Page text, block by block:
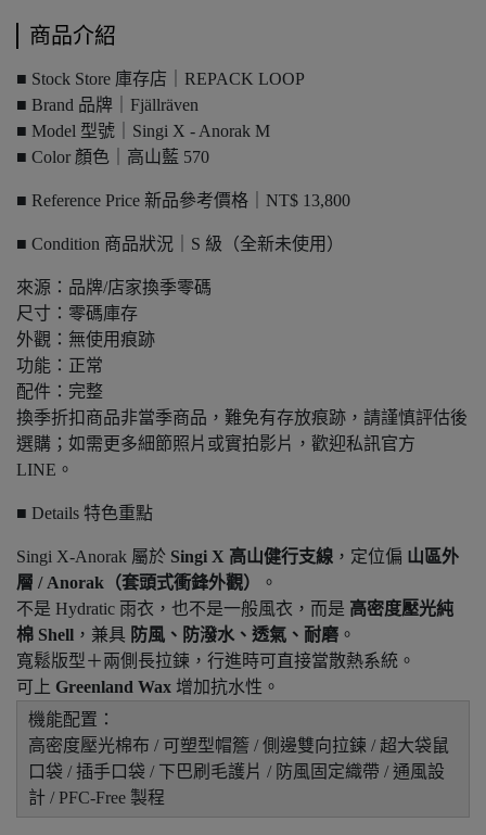
商品介紹
■ Stock Store 庫存店｜REPACK LOOP
■ Brand 品牌｜Fjällräven
■ Model 型號｜Singi X - Anorak M
■ Color 顏色｜高山藍 570
■ Reference Price 新品參考價格｜NT$ 13,800
■ Condition 商品狀況｜S 級（全新未使用）
來源：品牌/店家換季零碼
尺寸：零碼庫存
外觀：無使用痕跡
功能：正常
配件：完整
換季折扣商品非當季商品，難免有存放痕跡，請謹慎評估後
選購；如需更多細節照片或實拍影片，歡迎私訊官方
LINE。
■ Details 特色重點
Singi X-Anorak 屬於 Singi X 高山健行支線 ，定位偏 山區外
層 / Anorak（套頭式衝鋒外觀）
。
不是 Hydratic 雨衣，也不是一般風衣，而是 高密度壓光純
棉 Shell ，兼具 防風、防潑水、透氣、耐磨 。
寬鬆版型＋兩側長拉鍊，行進時可直接當散熱系統。
可上 Greenland Wax 增加抗水性。
機能配置：
高密度壓光棉布 / 可塑型帽簷 / 側邊雙向拉鍊 / 超大袋鼠
口袋 / 插手口袋 / 下巴刷毛護片 / 防風固定織帶 / 通風設
計 / PFC-Free 製程